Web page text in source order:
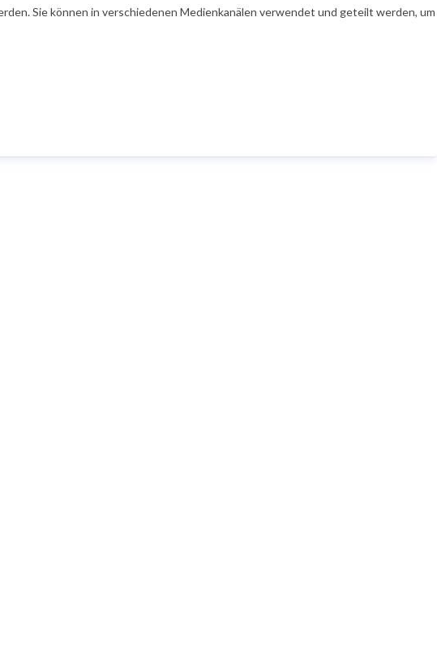
Sie können in verschiedenen Medienkanälen verwendet und geteilt